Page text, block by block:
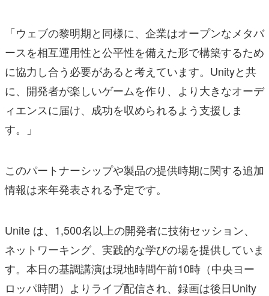
「ウェブの黎明期と同様に、企業はオープンなメタバ
ースを相互運用性と公平性を備えた形で構築するため
に協力し合う必要があると考えています。Unityと共
に、開発者が楽しいゲームを作り、より大きなオーデ
ィエンスに届け、成功を収められるよう支援しま
す。」
このパートナーシップや製品の提供時期に関する追加
情報は来年発表される予定です。
Unite は、1,500名以上の開発者に技術セッション、
ネットワーキング、実践的な学びの場を提供していま
す。本日の基調講演は現地時間午前10時（中央ヨー
ロッパ時間）よりライブ配信され、録画は後日Unity